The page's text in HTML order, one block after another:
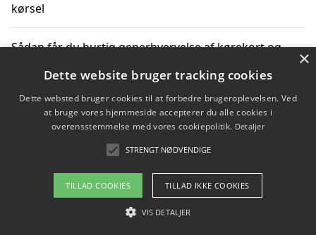
kørsel
Sådan får du hurtig generhvervelse af kørekort og
Sådan lærer du miljørigtig kørsel hos en køreskole i
Gentofte
Copyright 2026 - Pilanto Aps
Om / kontakt
×
Dette website bruger tracking cookies
Dette websted bruger cookies til at forbedre brugeroplevelsen. Ved
at bruge vores hjemmeside accepterer du alle cookies i
overensstemmelse med vores cookiepolitik. Detaljer
STRENGT NØDVENDIGE
TILLAD COOKIES TILLAD IKKE COOKIES
VIS DETALJER